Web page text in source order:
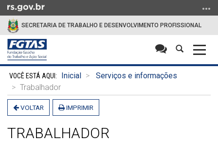
para
conteúdo
para
menu
para
busca
SECRETARIA DE TRABALHO E DESENVOLVIMENTO PROFISSIONAL
Abrir
busca
Início
conteúdo
Inicial
Serviços e informações
Trabalhador
VOLTAR IMPRIMIR
TRABALHADOR